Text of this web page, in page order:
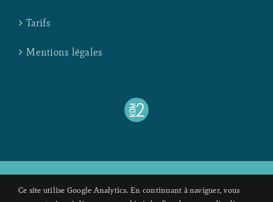
Tarifs
Mentions légales
établissement ne sont pas destinées à remplacer les conseils ou les
Ce site utilise Google Analytics. En continuant à naviguer, vous